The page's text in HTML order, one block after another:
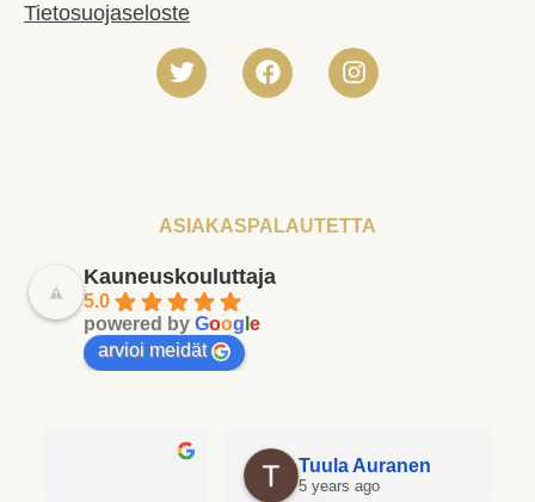
Tietosuojaseloste
ASIAKASPALAUTETTA
Kauneuskouluttaja
5.0
powered by Goog e
arvioi meidät
Tuula Auranen